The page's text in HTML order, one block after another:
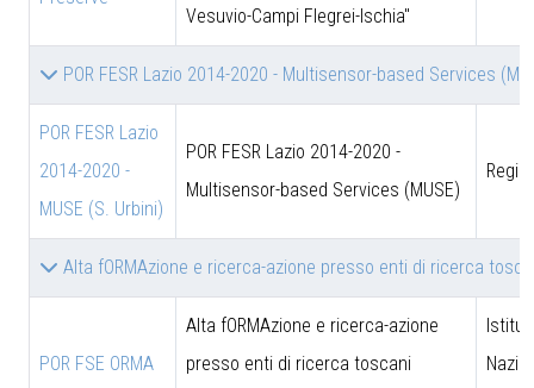
Vesuvio-Campi Flegrei-Ischia"
POR FESR Lazio 2014-2020 - Multisensor-based Services
POR FESR Lazio
2014-2020 -
MUSE (S. Urbini)
POR FESR Lazio 2014-2020 -
Multisensor-based Services (MUSE)
Alta fORMAzione e ricerca-azione presso enti di ricerca
POR FSE ORMA
Alta fORMAzione e ricerca-azione
presso enti di ricerca toscani